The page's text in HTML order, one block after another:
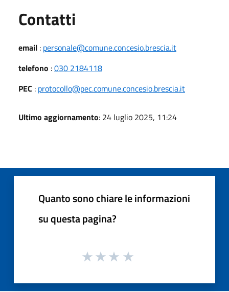
Contatti
email : personale@comune.concesio.brescia.it
telefono :030 2184118
PEC : protocollo@pec.comune.concesio.brescia.it
Ultimo aggiornamento: 24 luglio 2025, 11:24
Quanto sono chiare le informazioni
su questa pagina?